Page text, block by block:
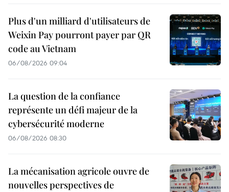
Plus d'un milliard d'utilisateurs de
Weixin Pay pourront payer par QR
code au Vietnam
06/08/2026 09:04
La question de la confiance
représente un défi majeur de la
cybersécurité moderne
06/08/2026 08:30
La mécanisation agricole ouvre de
nouvelles perspectives de